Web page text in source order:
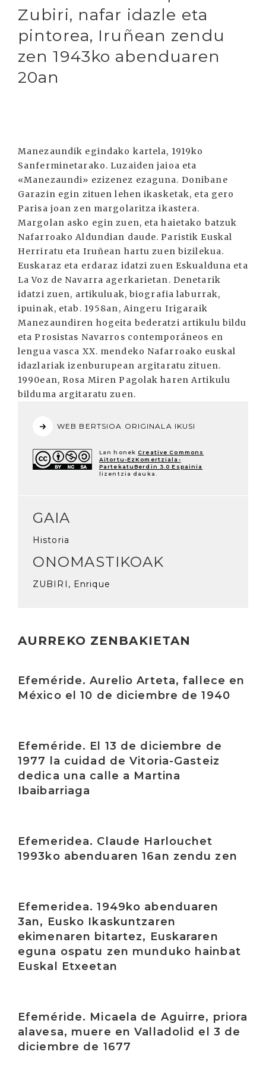
Zubiri, nafar idazle eta
pintorea, Iruñean zendu
zen 1943ko abenduaren
20an
Manezaundik egindako kartela, 1919ko
Sanferminetarako. Luzaiden jaioa eta
«Manezaundi» ezizenez ezaguna. Donibane
Garazin egin zituen lehen ikasketak, eta gero
Parisa joan zen margolaritza ikastera.
Margolan asko egin zuen, eta haietako batzuk
Nafarroako Aldundian daude. Paristik Euskal
Herriratu eta Iruñean hartu zuen bizilekua.
Euskaraz eta erdaraz idatzi zuen Eskualduna eta
La Voz de Navarra agerkarietan. Denetarik
idatzi zuen, artikuluak, biografia laburrak,
ipuinak, etab. 1958an, Aingeru Irigaraik
Manezaundiren hogeita bederatzi artikulu bildu
eta Prosistas Navarros contemporáneos en
lengua vasca XX. mendeko Nafarroako euskal
idazlariak izenburupean argitaratu zituen.
1990ean, Rosa Miren Pagolak haren Artikulu
bilduma argitaratu zuen.
WEB BERTSIOA ORIGINALA IKUSI
Lan honek Creative Commons
Aitortu-EzKomertziala-
PartekatuBerdin 3.0 Espainia
lizentzia dauka.
GAIA
Historia
ONOMASTIKOAK
ZUBIRI, Enrique
AURREKO ZENBAKIETAN
Efeméride. Aurelio Arteta, fallece en
México el 10 de diciembre de 1940
Efeméride. El 13 de diciembre de
1977 la cuidad de Vitoria-Gasteiz
dedica una calle a Martina
Ibaibarriaga
Efemeridea. Claude Harlouchet
1993ko abenduaren 16an zendu zen
Efemeridea. 1949ko abenduaren
3an, Eusko Ikaskuntzaren
ekimenaren bitartez, Euskararen
eguna ospatu zen munduko hainbat
Euskal Etxeetan
Efeméride. Micaela de Aguirre, priora
alavesa, muere en Valladolid el 3 de
diciembre de 1677